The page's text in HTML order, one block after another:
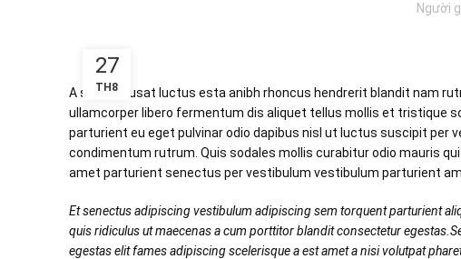
Người
27
TH8
A sed a risusat luctus esta anibh rhoncus hendrerit blandit nam
ullamcorper libero fermentum dis aliquet tellus mollis et tristique
parturient eu eget pulvinar odio dapibus nisl ut luctus suscipit per
condimentum rutrum. Quis sodales mollis curabitur odio mauris
amet parturient senectus per vestibulum vestibulum parturient
Et senectus adipiscing vestibulum adipiscing sem torquent parturient
quis ridiculus ut maecenas a cum porttitor blandit consectetur
egestas elit fames adipiscing scelerisque a est amet a nisi volutpat